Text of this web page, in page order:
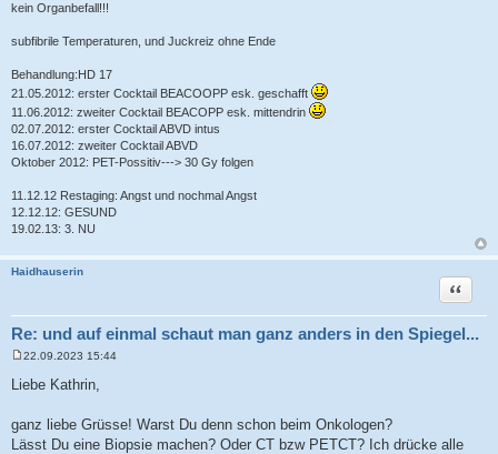
kein Organbefall!!!
subfibrile Temperaturen, und Juckreiz ohne Ende
Behandlung:HD 17
21.05.2012: erster Cocktail BEACOOPP esk. geschafft
11.06.2012: zweiter Cocktail BEACOPP esk. mittendrin
02.07.2012: erster Cocktail ABVD intus
16.07.2012: zweiter Cocktail ABVD
Oktober 2012: PET-Possitiv---> 30 Gy folgen
11.12.12 Restaging: Angst und nochmal Angst
12.12.12: GESUND
19.02.13: 3. NU
Haidhauserin
Re: und auf einmal schaut man ganz anders in den Spiegel...
Zitat
i
a
g
22.09.2023 15:44
Liebe Kathrin,
ganz liebe Grüsse! Warst Du denn schon beim Onkologen?
Lässt Du eine Biopsie machen? Oder CT bzw PETCT? Ich drücke alle